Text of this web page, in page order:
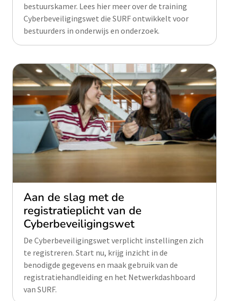
bestuurskamer. Lees hier meer over de training
Cyberbeveiligingswet die SURF ontwikkelt voor
bestuurders in onderwijs en onderzoek.
Aan de slag met de
registratieplicht van de
Cyberbeveiligingswet
De Cyberbeveiligingswet verplicht instellingen zich
te registreren. Start nu, krijg inzicht in de
benodigde gegevens en maak gebruik van de
registratiehandleiding en het Netwerkdashboard
van SURF.